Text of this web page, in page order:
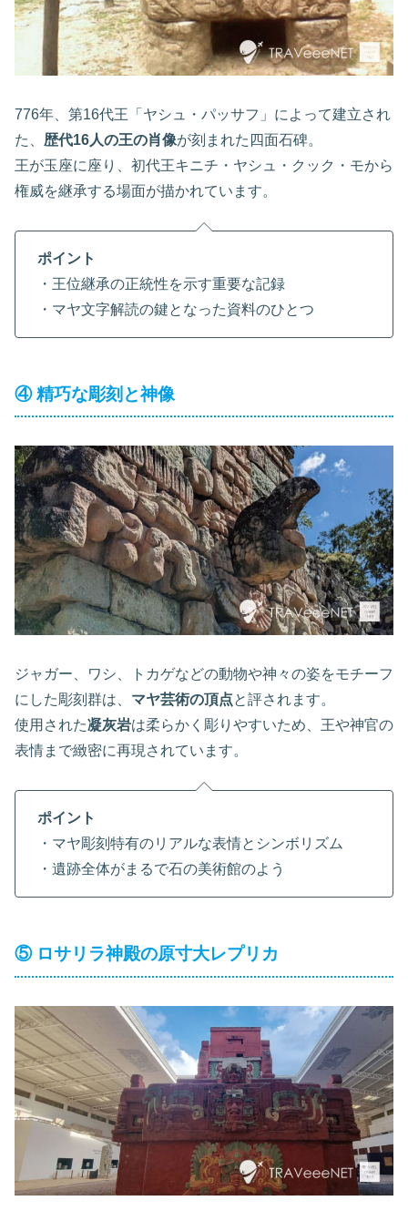
776年、第16代王「ヤシュ・パッサフ」によって建立され
た、 歴代16人の王の肖像が刻まれた四面石碑。
王が玉座に座り、初代王キニチ・ヤシュ・クック・モから
権威を継承する場面が描かれています。
ポイント
・王位継承の正統性を示す重要な記録
・マヤ文字解読の鍵となった資料のひとつ
④ 精巧な彫刻と神像
ジャガー、ワシ、トカゲなどの動物や神々の姿をモチーフ
にした彫刻群は、 マヤ芸術の頂点と評されます。
使用された凝灰岩は柔らかく彫りやすいため、王や神官の
表情まで緻密に再現されています。
ポイント
・マヤ彫刻特有のリアルな表情とシンボリズム
・遺跡全体がまるで石の美術館のよう
⑤ ロサリラ神殿の原寸大レプリカ